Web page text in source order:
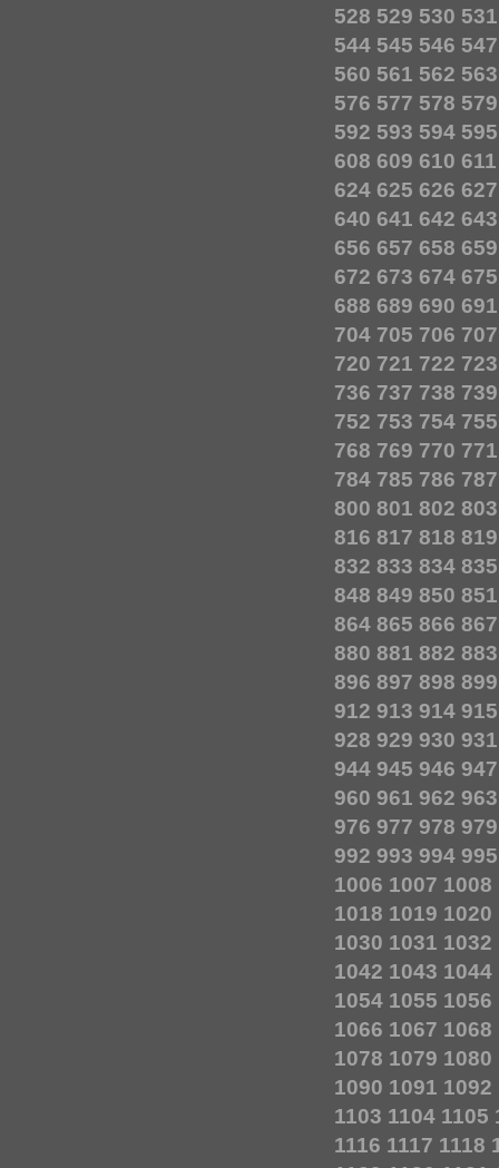
528 529 530 531
544 545 546 547
560 561 562 563
576 577 578 579
592 593 594 595
608 609 610 611
624 625 626 627
640 641 642 643
656 657 658 659
672 673 674 675
688 689 690 691
704 705 706 707
720 721 722 723
736 737 738 739
752 753 754 755
768 769 770 771
784 785 786 787
800 801 802 803
816 817 818 819
832 833 834 835
848 849 850 851
864 865 866 867
880 881 882 883
896 897 898 899
912 913 914 915
928 929 930 931
944 945 946 947
960 961 962 963
976 977 978 979
992 993 994 995
1006 1007 1008
1018 1019 1020
1030 1031 1032
1042 1043 1044
1054 1055 1056
1066 1067 1068
1078 1079 1080
1090 1091 1092
1103 1104 1105
1116 1117 1118